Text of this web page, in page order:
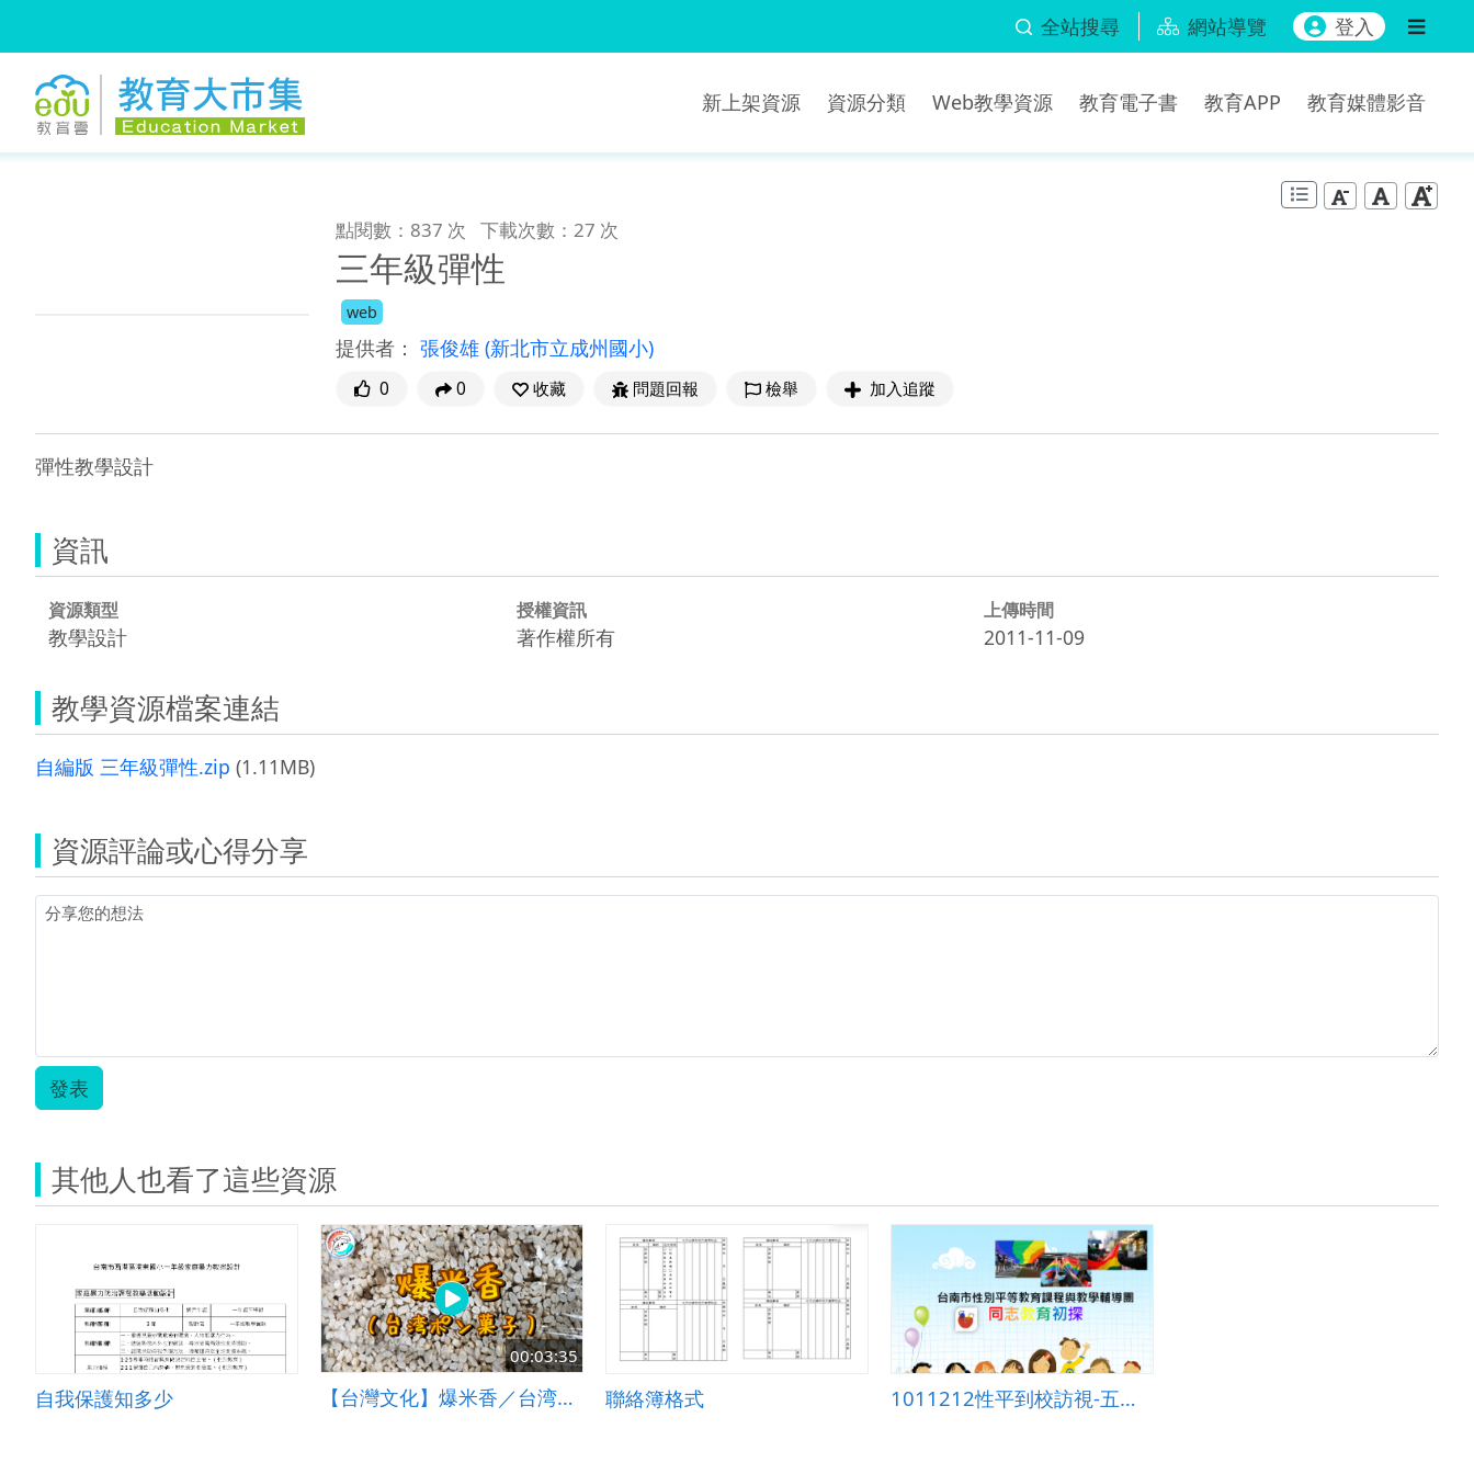
全站搜尋 網站導覽 登入
新上架資源 資源分類 Web教學資源 教育電子書 教育APP 教育媒體影音
點閱數：837 次 下載次數：27 次
三年級彈性
web
提供者： 張俊雄 (新北市立成州國小)
0 0 收藏 問題回報 檢舉 加入追蹤
彈性教學設計
資訊
資源類型
教學設計
授權資訊
著作權所有
上傳時間
2011-11-09
教學資源檔案連結
自編版 三年級彈性.zip (1.11MB)
資源評論或心得分享
發表
其他人也看了這些資源
自我保護知多少
00:03:35
【台灣文化】爆米香／台湾ポン菓子（中文版） 聯絡簿格式 1011212性平到校訪視-五甲國小(音汝)